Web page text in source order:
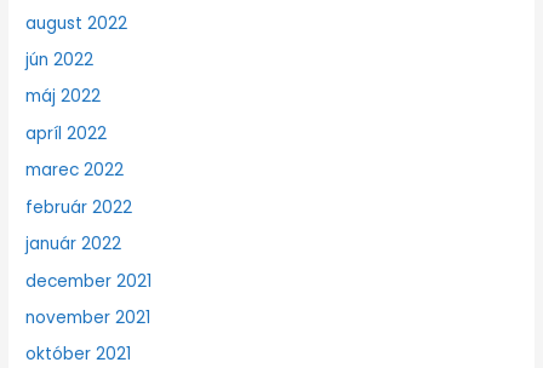
august 2022
jún 2022
máj 2022
apríl 2022
marec 2022
február 2022
január 2022
december 2021
november 2021
október 2021